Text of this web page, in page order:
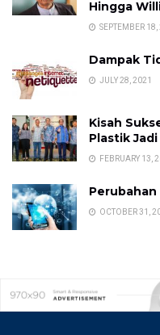
Hingga
SEPTEMBER
Dampak
JULY 28, 2021
Kisah
Plastik
FEBRUARY 13,
Perubahan
OCTOBER 31,